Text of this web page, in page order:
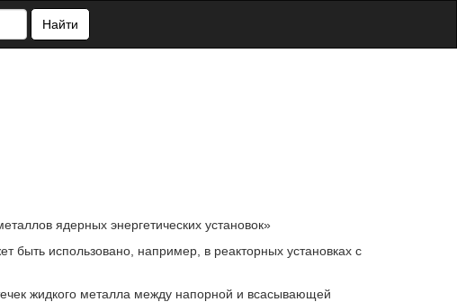
Найти
ядерных энергетических установок»
быть использовано, например, в реакторных установках с
жидкого металла между напорной и всасывающей